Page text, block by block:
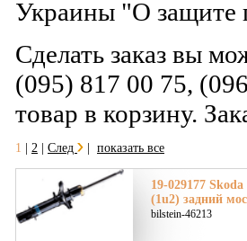
Украины "О защите
Сделать заказ вы
(095) 817 00 75,
товар в корзину.
1 2 След показать все
19-029177
(1u2) задний
bilstein-46213